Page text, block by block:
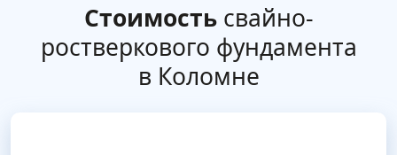
Стоимостьсвайно-
ростверкового фундамента
в Коломне